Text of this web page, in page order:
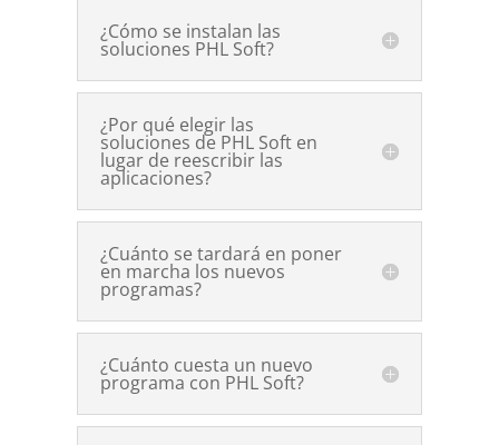
¿Cómo se instalan las
soluciones PHL Soft?
¿Por qué elegir las
soluciones de PHL Soft en
lugar de reescribir las
aplicaciones?
¿Cuánto se tardará en poner
en marcha los nuevos
programas?
¿Cuánto cuesta un nuevo
programa con PHL Soft?